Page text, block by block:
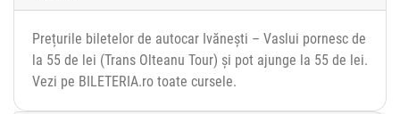
Prețurile biletelor de autocar Ivănești – Vaslui pornesc de
la 55 de lei (Trans Olteanu Tour) și pot ajunge la 55 de lei.
Vezi pe BILETERIA.ro toate cursele.